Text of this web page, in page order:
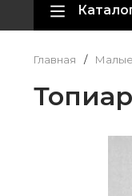
Главная /